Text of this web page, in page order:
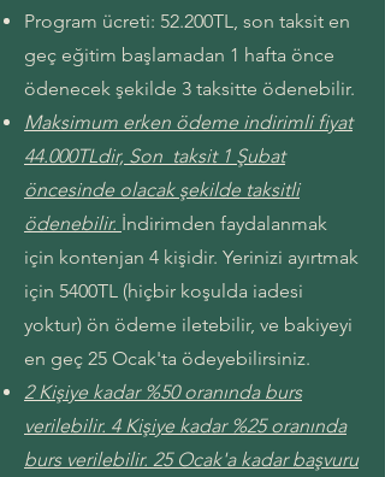
Program ücreti: 52.200TL, son taksit en
geç eğitim başlamadan 1 hafta önce
ödenecek şekilde 3 taksitte ödenebilir.
Maksimum erken ödeme indirimli fiyat
44.000TLdir, Son taksit 1 Şubat
öncesinde olacak şekilde taksitli
ödenebilir. İndirimden faydalanmak
için kontenjan 4 kişidir. Yerinizi ayırtmak
için 5400TL (hiçbir koşulda iadesi
yoktur) ön ödeme iletebilir, ve bakiyeyi
en geç 25 Ocak'ta ödeyebilirsiniz.
2 Kişiye kadar %50 oranında burs
verilebilir. 4 Kişiye kadar %25 oranında
burs verilebilir. 25 Ocak'a kadar başvuru